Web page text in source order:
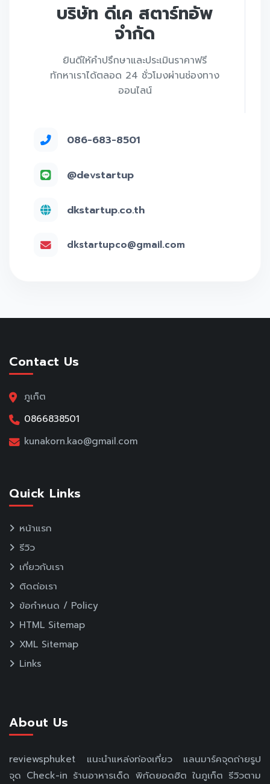
บริษัท ดีเค สตาร์ทอัพ
จำกัด
ยินดีให้คำปรึกษาและประเมินราคาฟรี
ทักหาเราได้ตลอด 24 ชั่วโมงผ่านช่องทาง
ออนไลน์
086-683-8501
@devstartup
dkstartup.co.th
dkstartupco@gmail.com
Contact Us
ภูเก็ต
0866838501
kunakorn.kao@gmail.com
Quick Links
หน้าแรก
รีวิว
เกี่ยวกับเรา
ติดต่อเรา
ข้อกำหนด / Policy
HTML Sitemap
XML Sitemap
Links
About Us
reviewsphuket แนะนำแหล่งท่องเที่ยว แลนมาร์คจุดถ่ายรูป
จุด Check-in ร้านอาหารเด็ด พิกัดยอดฮิต ในภูเก็ต รีวิวตาม